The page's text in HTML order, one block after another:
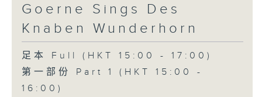
Goerne Sings Des
Knaben Wunderhorn
足本 Full (HKT 15:00 - 17:00)
第一部份 Part 1 (HKT 15:00 -
16:00)